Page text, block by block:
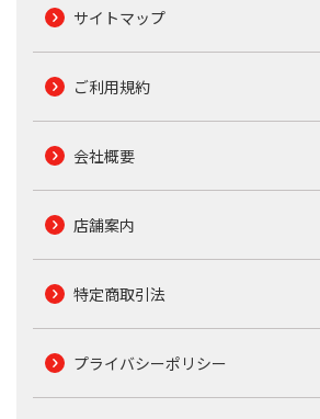
サイトマップ
ご利用規約
会社概要
店舗案内
特定商取引法
プライバシーポリシー